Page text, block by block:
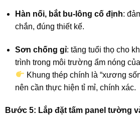
Hàn nối, bắt bu-lông cố định:
chắn, đúng thiết kế.
Sơn chống gỉ: tăng tuổi thọ cho
trình trong môi trường ẩm nóng
Khung thép chính là “xương
nên cần thực hiện tỉ mỉ, chính xác.
Bước 5: Lắp đặt tấm panel tường